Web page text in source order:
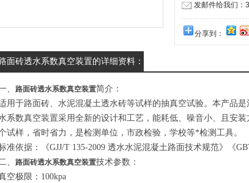
发邮件给我们：
分享到：
面砖透水系数真空装置的详细资料：
、 路面砖透水系数真空装置简介：
用于路面砖、水泥混凝土透水砖等试样的抽真空试验。 本产品是
系数真空装置采用全新的设计和工艺，能耗低、噪音小、且安
试样，省时省力，是检测单位，市政检验，学校等*检测工具。
准依据：《GJJ/T 135-2009 透水水泥混凝土路面技术规范》《
、
路面砖透水系数真空装置技术参数：
空极限：100kpa